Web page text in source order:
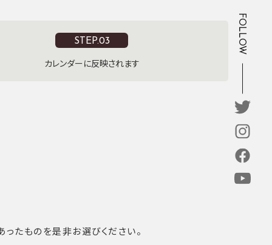
FOLLOW
STEP.03
カレンダーに反映されます
たものを是非お選びください。